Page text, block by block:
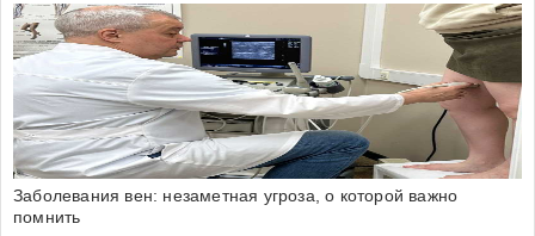
Заболевания вен: незаметная угроза, о которой важно
помнить